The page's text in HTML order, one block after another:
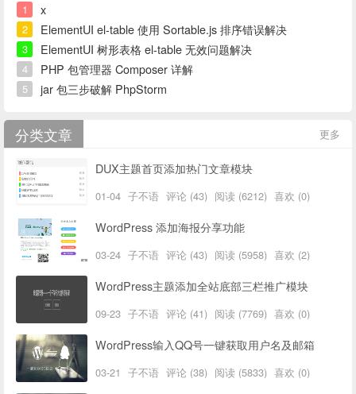
1 x
2 ElementUI el-table 使用 Sortable.js 排序错误解决
3 ElementUI 树形表格 el-table 无效问题解决
4 PHP 包管理器 Composer 详解
5 jar 包三步破解 PhpStorm
更多
分类文章
DUX主题首页添加热门文章模块
01-04 子不语 评论 (43) 阅读 (6212) 喜欢 (0)
WordPress 添加海报分享功能
03-24 子不语 评论 (43) 阅读 (5958) 喜欢 (2)
WordPress主题添加全站底部三栏推广模块
09-23 子不语 评论 (41) 阅读 (7769) 喜欢 (0)
WordPress输入QQ号一键获取用户名及邮箱
03-21 子不语 评论 (38) 阅读 (5833) 喜欢 (0)